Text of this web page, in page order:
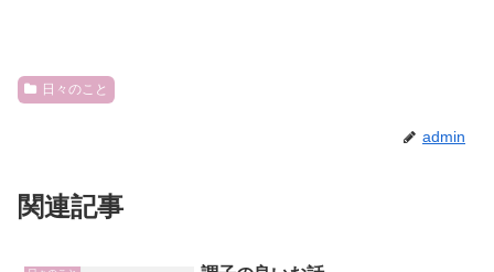
日々のこと
admin
関連記事